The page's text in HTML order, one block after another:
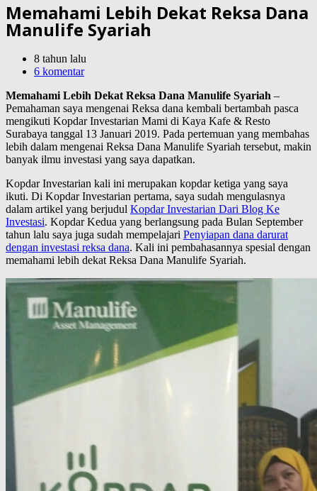
Memahami Lebih Dekat Reksa Dana
Manulife Syariah
8 tahun lalu
6 komentar
Memahami Lebih Dekat Reksa Dana Manulife Syariah –
Pemahaman saya mengenai Reksa dana kembali bertambah pasca
mengikuti Kopdar Investarian Mami di Kaya Kafe & Resto
Surabaya tanggal 13 Januari 2019. Pada pertemuan yang membahas
lebih dalam mengenai Reksa Dana Manulife Syariah tersebut, makin
banyak ilmu investasi yang saya dapatkan.
Kopdar Investarian kali ini merupakan kopdar ketiga yang saya
ikuti. Di Kopdar Investarian pertama, saya sudah mengulasnya
dalam artikel yang berjudul Kopdar Investarian Dari Blog Ke
Investasi. Kopdar Kedua yang berlangsung pada Bulan September
tahun lalu saya juga sudah mempelajari Penyiapan dana darurat
dengan investasi reksa dana. Kali ini pembahasannya spesial dengan
memahami lebih dekat Reksa Dana Manulife Syariah.